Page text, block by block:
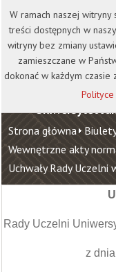
Wirtualna Uczelnia
Uniwersytet
Strona główna
Wewnętrzne akty
Uchwały Rady Uczelni
Rady Uczelni
z
W ramach naszej
treści dostępnych w
witryny bez zmiany
zamieszczane w
dokonać w każdym czasie
Polityce